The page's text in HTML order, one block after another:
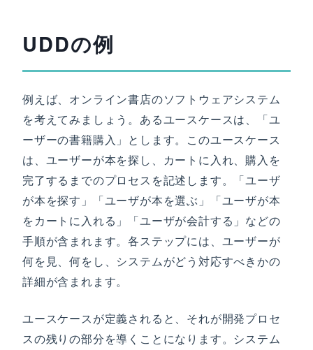
UDDの例
例えば、オンライン書店のソフトウェアシステム
を考えてみましょう。あるユースケースは、「ユ
ーザーの書籍購入」とします。このユースケース
は、ユーザーが本を探し、カートに入れ、購入を
完了するまでのプロセスを記述します。「ユーザ
が本を探す」「ユーザが本を選ぶ」「ユーザが本
をカートに入れる」「ユーザが会計する」などの
手順が含まれます。各ステップには、ユーザーが
何を見、何をし、システムがどう対応すべきかの
詳細が含まれます。
ユースケースが定義されると、それが開発プロセ
スの残りの部分を導くことになります。システム